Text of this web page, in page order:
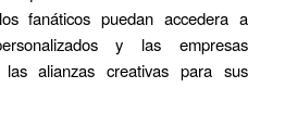
fanáticos puedan accedera a
y las empresas
las alianzas creativas para sus